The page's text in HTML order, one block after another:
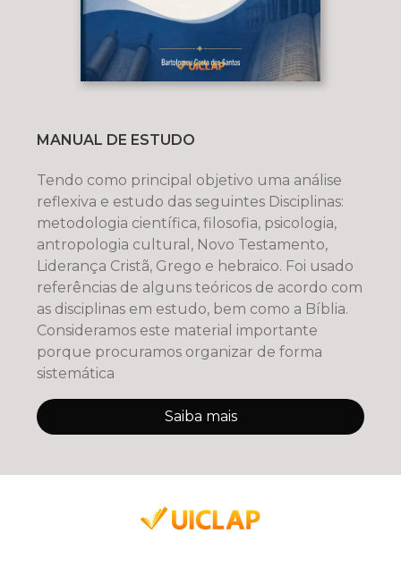
MANUAL DE ESTUDO
Tendo como principal objetivo uma análise
reflexiva e estudo das seguintes Disciplinas:
metodologia científica, filosofia, psicologia,
antropologia cultural, Novo Testamento,
Liderança Cristã, Grego e hebraico. Foi usado
referências de alguns teóricos de acordo com
as disciplinas em estudo, bem como a Bíblia.
Consideramos este material importante
porque procuramos organizar de forma
sistemática
Saiba mais